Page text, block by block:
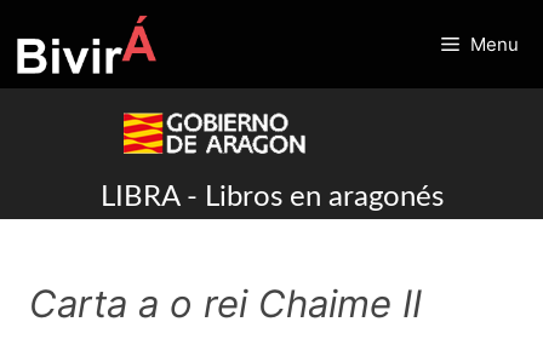
to
content
Menu
LIBRA - Libros en aragonés
Carta a o rei Chaime II